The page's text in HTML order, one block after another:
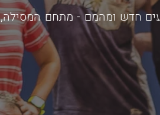
חדש ומהמם - מתחם המסילה,